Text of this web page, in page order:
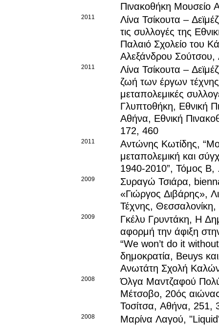
Πινακοθήκη Μουσείο
2011
Λίνα Τσίκουτα –
τις συλλογές της
Παλαιό Σχολείο του
Αλεξάνδρου
2011
Λίνα Τσίκουτα –
ζωή των έργων
μεταπολεμικές
Γλυπτοθήκη, Εθνική
Αθήνα, Εθνική
172, 460
2011 Αντώνης Κωτίδης,
μεταπολεμική και
1940-2010”, Τόμος
2009 Συραγώ Τσιάρα,
«Γιώργος Διβάρης»,
Τέχνης,
2009 Γκέλυ Γρυντάκη, Η
αφορμή την άφιξη
“We won’t do it
δημοκρατία, Beuys
Ανωτάτη Σχολή
2008
Όλγα Μαντζαφού
Μέτσοβο, 20ός
Τοσίτσα, Αθήνα, 251,
2008 Μαρίνα Λαγού,